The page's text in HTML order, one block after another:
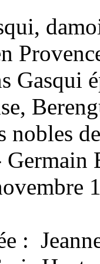
Gasqui
nobles
: